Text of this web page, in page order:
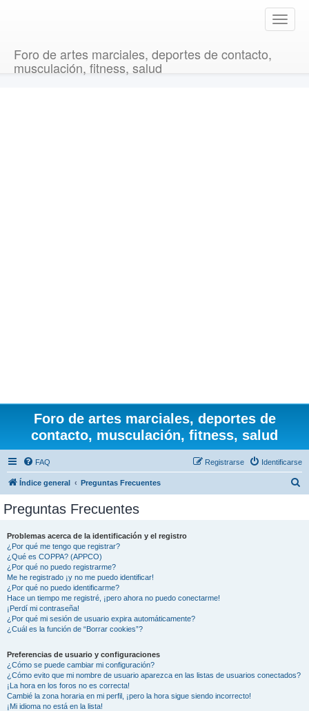
T
o
Foro de artes marciales, deportes de contacto,
musculación, fitness, salud
Foro de artes marciales, deportes de
contacto, musculación, fitness, salud
FAQ Identificarse
Registrarse
Índice general Preguntas Frecuentes
Preguntas Frecuentes
Problemas acerca de la identificación y el registro
¿Por qué me tengo que registrar?
¿Qué es COPPA? (APPCO)
¿Por qué no puedo registrarme?
Me he registrado ¡y no me puedo identificar!
¿Por qué no puedo identificarme?
Hace un tiempo me registré, ¡pero ahora no puedo conectarme!
¡Perdí mi contraseña!
¿Por qué mi sesión de usuario expira automáticamente?
¿Cuál es la función de “Borrar cookies”?
Preferencias de usuario y configuraciones
¿Cómo se puede cambiar mi configuración?
¿Cómo evito que mi nombre de usuario aparezca en las listas de usuarios conectados?
¡La hora en los foros no es correcta!
Cambié la zona horaria en mi perfil, ¡pero la hora sigue siendo incorrecto!
¡Mi idioma no está en la lista!